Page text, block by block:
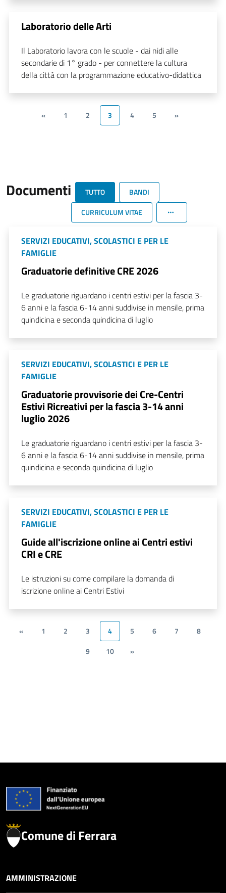
Laboratorio delle Arti
Il Laboratorio lavora con le scuole - dai nidi alle
secondarie di 1° grado - per connettere la cultura
della città con la programmazione educativo-didattica
« 1 2 3 4 5 »
Documenti TUTTO
BANDI
CURRICULUM VITAE
SERVIZI EDUCATIVI, SCOLASTICI E PER LE
FAMIGLIE
Graduatorie definitive CRE 2026
Le graduatorie riguardano i centri estivi per la fascia 3-
6 anni e la fascia 6-14 anni suddivise in mensile, prima
quindicina e seconda quindicina di luglio
SERVIZI EDUCATIVI, SCOLASTICI E PER LE
FAMIGLIE
Graduatorie provvisorie dei Cre-Centri
Estivi Ricreativi per la fascia 3-14 anni
luglio 2026
Le graduatorie riguardano i centri estivi per la fascia 3-
6 anni e la fascia 6-14 anni suddivise in mensile, prima
quindicina e seconda quindicina di luglio
SERVIZI EDUCATIVI, SCOLASTICI E PER LE
FAMIGLIE
Guide all'iscrizione online ai Centri estivi
CRI e CRE
Le istruzioni su come compilare la domanda di
iscrizione online ai Centri Estivi
« 1 2 3 4 5 6 7
8
9
10 »
Comune di Ferrara
AMMINISTRAZIONE